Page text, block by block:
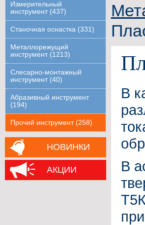
Измерительный
инструмент (437)
Станочная оснастка (331)
Металлорежущий
инструмент (1213)
Слесарно-монтажный
инструмент (40)
Абразивный инструмент
(194)
Прочий инструмент (258)
НОВИНКИ
АКЦИИ
В
В